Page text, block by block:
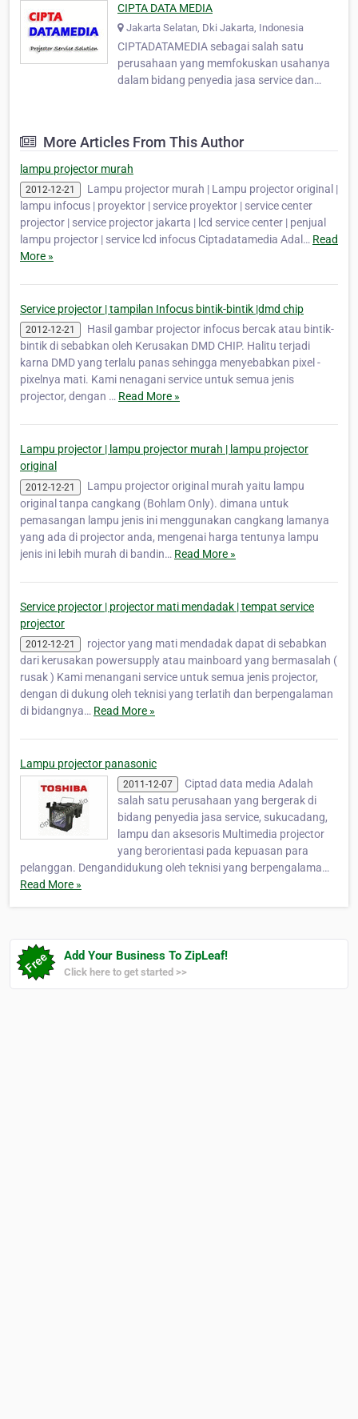
CIPTA DATA MEDIA
Jakarta Selatan, Dki Jakarta, Indonesia
CIPTADATAMEDIA sebagai salah satu
perusahaan yang memfokuskan usahanya
dalam bidang penyedia jasa service dan
projector infocus, 3M, acer, ASK Proxima,
Barco, Benq, Boxlight, Can…
More Articles From This Author
lampu projector murah
2012-12-21
Lampu projector murah | Lampu projector original |
lampu infocus | proyektor | service proyektor | service center
projector | service projector jakarta | lcd service center | penjual
lampu projector | service lcd infocus Ciptadatamedia Adal… Read
More »
Service projector | tampilan Infocus bintik-bintik |dmd chip
2012-12-21
Hasil gambar projector infocus bercak atau bintik-
bintik di sebabkan oleh Kerusakan DMD CHIP. Halitu terjadi
karna DMD yang terlalu panas sehingga menyebabkan pixel -
pixelnya mati. Kami nenagani service untuk semua jenis
projector, dengan … Read More »
Lampu projector | lampu projector murah | lampu projector
original
2012-12-21
Lampu projector original murah yaitu lampu
original tanpa cangkang (Bohlam Only). dimana untuk
pemasangan lampu jenis ini menggunakan cangkang lamanya
yang ada di projector anda, mengenai harga tentunya lampu
jenis ini lebih murah di bandin… Read More »
Service projector | projector mati mendadak | tempat service
projector
2012-12-21
rojector yang mati mendadak dapat di sebabkan
dari kerusakan powersupply atau mainboard yang bermasalah (
rusak ) Kami menangani service untuk semua jenis projector,
dengan di dukung oleh teknisi yang terlatih dan berpengalaman
di bidangnya… Read More »
Lampu projector panasonic
2011-12-07
Ciptad data media Adalah
salah satu perusahaan yang bergerak di
bidang penyedia jasa service, sukucadang,
lampu dan aksesoris Multimedia projector
yang berorientasi pada kepuasan para
pelanggan. Dengandidukung oleh teknisi yang berpengalama…
Read More »
Add Your Business To ZipLeaf!
Click here to get started >>